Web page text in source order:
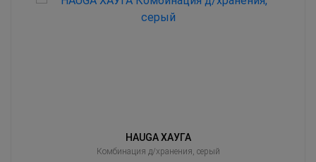
HAUGA ХАУГА
Комбинация д/хранения, серый